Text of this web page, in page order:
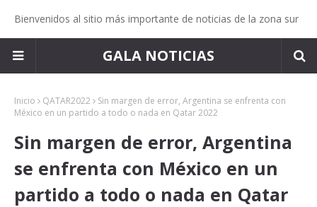
Bienvenidos al sitio más importante de noticias de la zona sur
GALA NOTICIAS
Inicio QATAR2022
Sin margen de error, Argentina se enfrenta con
México en un partido a todo o nada en Qatar 2022
Sin margen de error, Argentina
se enfrenta con México en un
partido a todo o nada en Qatar